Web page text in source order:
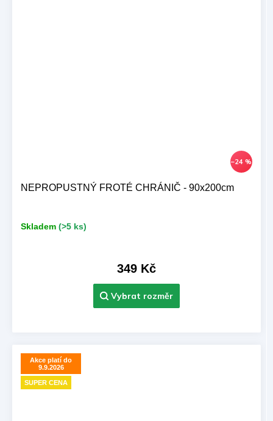
–24 %
NEPROPUSTNÝ FROTÉ CHRÁNIČ - 90x200cm
Skladem (>5 ks)
349 Kč
Akce platí do
9.9.2026
SUPER CENA